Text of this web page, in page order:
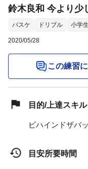
鈴木良和 今より少
バスケ ドリブル 小学
2020/05/28
この練習
目的/上達スキル
ビハインドザバ
目安所要時間